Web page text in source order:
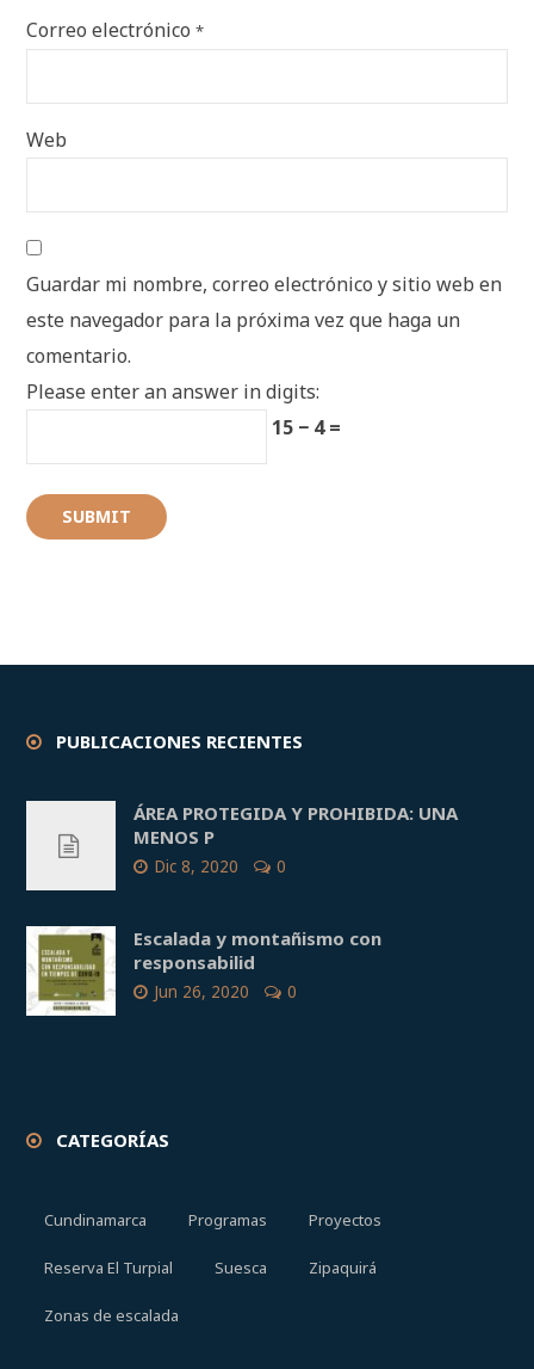
Correo electrónico*
Web
Guardar mi nombre, correo electrónico y sitio web en
este navegador para la próxima vez que haga un
comentario.
Please enter an answer in digits:
15 − 4 =
PUBLICACIONES RECIENTES
ÁREA PROTEGIDA Y PROHIBIDA: UNA
MENOS P
Dic 8, 2020 0
Escalada y montañismo con
responsabilid
Jun 26, 2020 0
CATEGORÍAS
Cundinamarca Programas Proyectos
Reserva El Turpial Suesca Zipaquirá
Zonas de escalada